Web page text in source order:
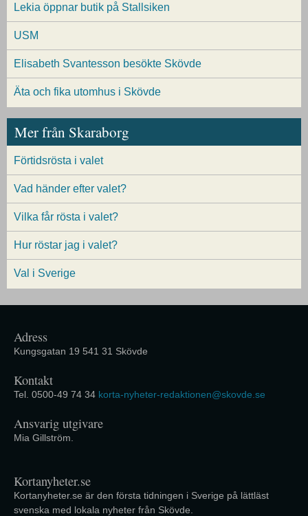
Lekia öppnar butik på Stallsiken
USM
Elisabeth Svantesson besökte Skövde
Äta och fika utomhus i Skövde
Mer från Skaraborg
Förtidsrösta i valet
Vad händer efter valet?
Vilka får rösta i valet?
Hur röstar jag i valet?
Val i Sverige
Adress
Kungsgatan 19 541 31 Skövde
Kontakt
Tel. 0500-49 74 34 korta-nyheter-redaktionen@skovde.se
Ansvarig utgivare
Mia Gillström.
Kortanyheter.se
Kortanyheter.se är den första tidningen i Sverige på lättläst
svenska med lokala nyheter från Skövde.